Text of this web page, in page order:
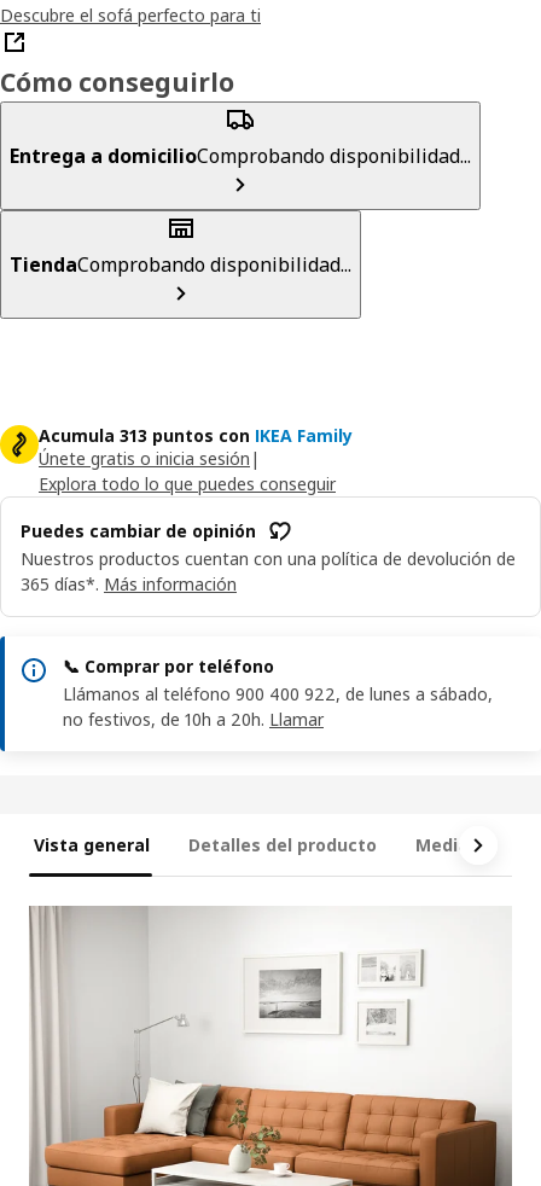
Descubre el sofá perfecto para ti
Cómo conseguirlo
Entrega a domicilioComprobando disponibilidad...
TiendaComprobando disponibilidad...
Acumula 313 puntos con IKEA Family
Únete gratis o inicia sesión |
Explora todo lo que puedes conseguir
Puedes cambiar de opinión
Nuestros productos cuentan con una política de devolución de
365 días*. Más información
📞 Comprar por teléfono
Llámanos al teléfono 900 400 922, de lunes a sábado,
no festivos, de 10h a 20h. Llamar
Vista general Detalles del producto Medidas